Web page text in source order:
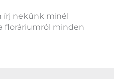
írj nekünk minél
floráriumról minden